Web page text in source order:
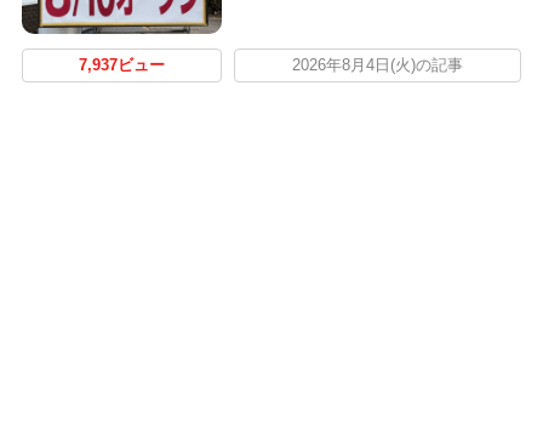
7,937ビュー 2026年8月4日(火)の記事